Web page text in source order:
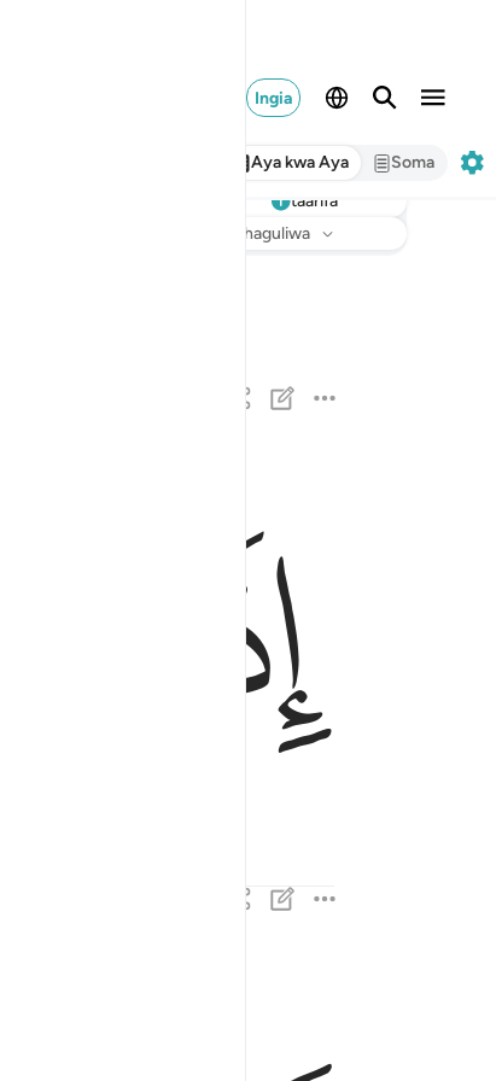
Ingia
Aya kwa Aya Soma
taarifa
: Hakuna kilichochaguliwa
ﱁ